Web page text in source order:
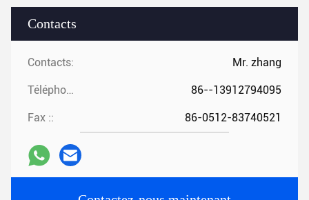
Contacts
Contacts: Mr. zhang
Téléphone :: 86--13912794095
Fax :: 86-0512-83740521